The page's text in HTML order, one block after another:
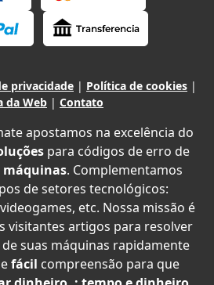
privacidade | Política de cookies |
da Web | Contato
apostamos na excelência do
para códigos de erro de
máquinas. Complementamos
de setores tecnológicos:
etc. Nossa missão é
visitantes artigos para resolver
suas máquinas rapidamente
fácil compreensão para que